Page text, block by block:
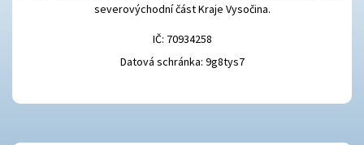
severovýchodní část Kraje Vysočina.
IČ: 70934258
Datová schránka: 9g8tys7